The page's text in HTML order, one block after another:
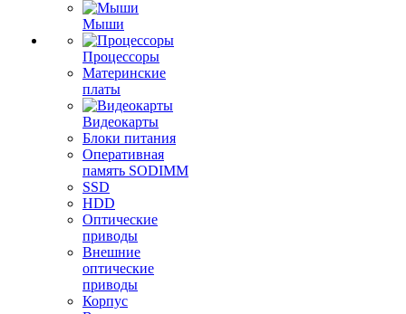
Мыши
Процессоры
Материнские
платы
Видеокарты
Блоки питания
Оперативная
память SODIMM
SSD
HDD
Оптические
приводы
Внешние
оптические
приводы
Корпус